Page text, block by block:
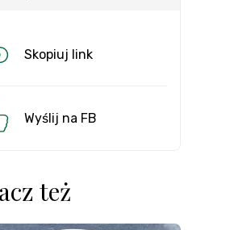
Skopiuj link
Wyślij na FB
też